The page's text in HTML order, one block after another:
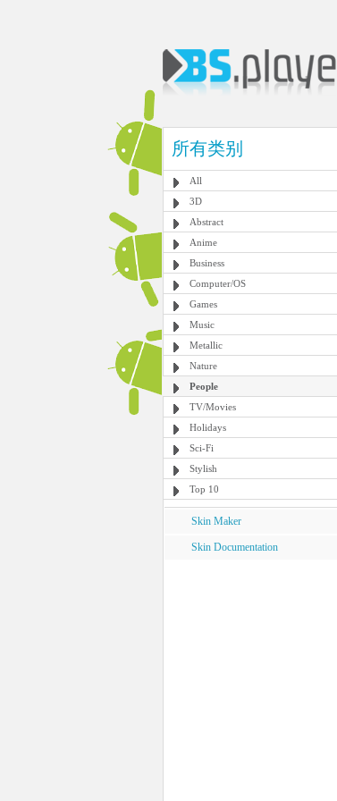
所有类别
All
3D
Abstract
Anime
Business
Computer/OS
Games
Music
Metallic
Nature
People
TV/Movies
Holidays
Sci-Fi
Stylish
Top 10
Skin Maker
Skin Documentation